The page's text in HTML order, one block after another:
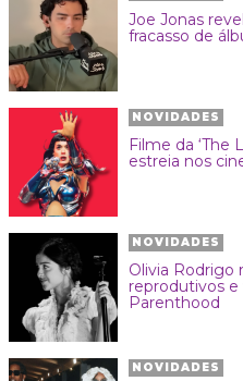
Joe Jonas
fracasso de
NOVIDADES
Filme da ‘The
estreia nos
NOVIDADES
Olivia Rodrigo
reprodutivos e
Parenthood
NOVIDADES